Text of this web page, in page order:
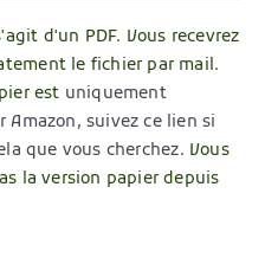
d'un PDF. Vous recevrez
le fichier par mail.
est uniquement
Amazon, suivez ce lien si
que vous cherchez. Vous
la version papier depuis